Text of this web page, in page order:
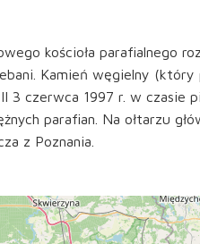
kościoła parafialnego
Kamień węgielny
II 3 czerwca 1997 r. w czasie
parafian. Na ołtarzu
z Poznania.